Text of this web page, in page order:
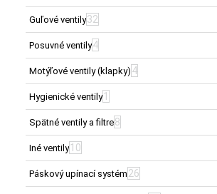
Guľové ventily32
Posuvné ventily4
Motýľové ventily (klapky) 4
Hygienické ventily 1
Spätné ventily a filtre8
Iné ventily 10
Páskový upínací systém 26